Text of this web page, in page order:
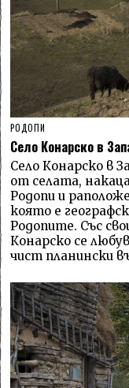
РОДОПИ
Село Конарско в
Село Конарско в
от селата,
Родопи и
която е
Родопите. Със
Конарско се
чист планински